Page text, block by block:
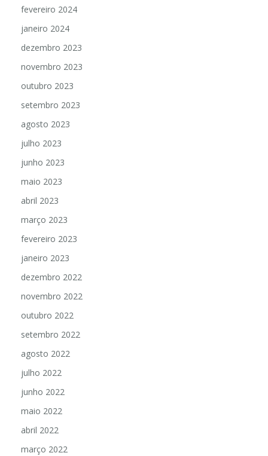
fevereiro 2024
janeiro 2024
dezembro 2023
novembro 2023
outubro 2023
setembro 2023
agosto 2023
julho 2023
junho 2023
maio 2023
abril 2023
março 2023
fevereiro 2023
janeiro 2023
dezembro 2022
novembro 2022
outubro 2022
setembro 2022
agosto 2022
julho 2022
junho 2022
maio 2022
abril 2022
março 2022